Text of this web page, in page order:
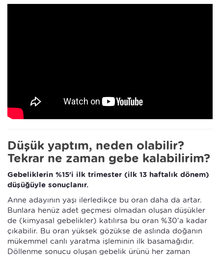
Düşük yaptım, neden olabilir?
Tekrar ne zaman gebe kalabilirim?
Gebeliklerin %15'i ilk trimester (ilk 13 haftalık dönem)
düşüğüyle sonuçlanır.
Anne adayının yaşı ilerledikçe bu oran daha da artar.
Bunlara henüz adet geçmesi olmadan oluşan düşükler
de (kimyasal gebelikler) katılırsa bu oran %30'a kadar
çıkabilir. Bu oran yüksek gözükse de aslında doğanın
mükemmel canlı yaratma işleminin ilk basamağıdır.
Döllenme sonucu oluşan gebelik ürünü her zaman